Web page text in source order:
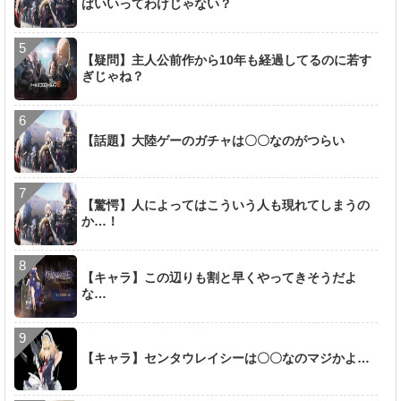
ばいいってわけじゃない？
【疑問】主人公前作から10年も経過してるのに若す
ぎじゃね？
【話題】大陸ゲーのガチャは〇〇なのがつらい
【驚愕】人によってはこういう人も現れてしまうの
か…！
【キャラ】この辺りも割と早くやってきそうだよ
な…
【キャラ】センタウレイシーは〇〇なのマジかよ…